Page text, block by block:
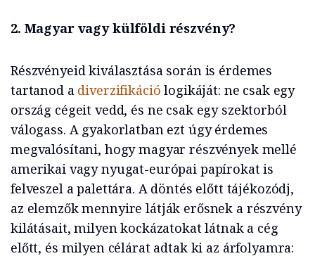
2. Magyar vagy külföldi részvény?
Részvényeid kiválasztása során is érdemes
tartanod a diverzifikáció logikáját: ne csak egy
ország cégeit vedd, és ne csak egy szektorból
válogass. A gyakorlatban ezt úgy érdemes
megvalósítani, hogy magyar részvények mellé
amerikai vagy nyugat-európai papírokat is
felveszel a palettára. A döntés előtt tájékozódj,
az elemzők mennyire látják erősnek a részvény
kilátásait, milyen kockázatokat látnak a cég
előtt, és milyen célárat adtak ki az árfolyamra: